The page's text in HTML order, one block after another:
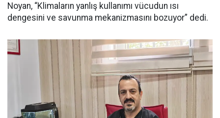
Noyan, “Klimaların yanlış kullanımı vücudun ısı
dengesini ve savunma mekanizmasını bozuyor” dedi.